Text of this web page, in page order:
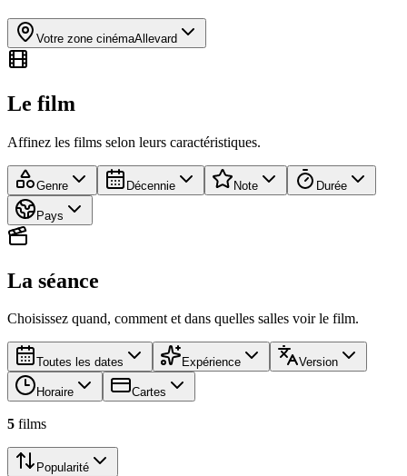
Votre zone cinémaAllevard
Le film
Affinez les films selon leurs caractéristiques.
Genre Décennie Note Durée
Pays
La séance
Choisissez quand, comment et dans quelles salles voir le film.
Toutes les dates Expérience Version
Horaire Cartes
5 films
Popularité